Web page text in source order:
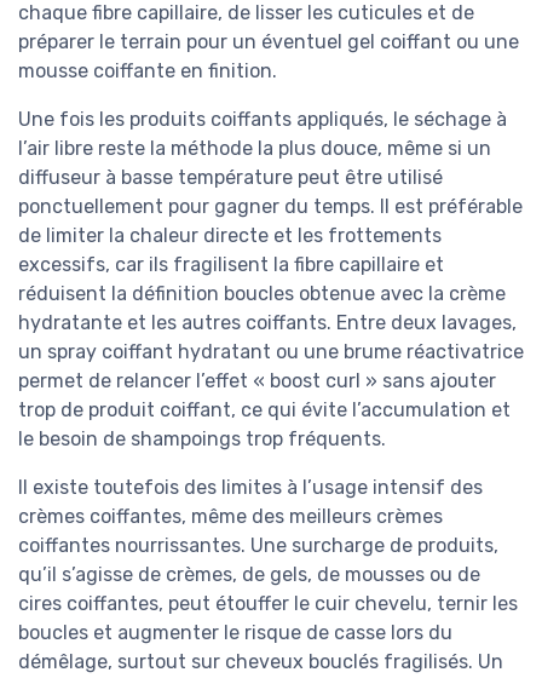
chaque fibre capillaire, de lisser les cuticules et de
préparer le terrain pour un éventuel gel coiffant ou une
mousse coiffante en finition.
Une fois les produits coiffants appliqués, le séchage à
l’air libre reste la méthode la plus douce, même si un
diffuseur à basse température peut être utilisé
ponctuellement pour gagner du temps. Il est préférable
de limiter la chaleur directe et les frottements
excessifs, car ils fragilisent la fibre capillaire et
réduisent la définition boucles obtenue avec la crème
hydratante et les autres coiffants. Entre deux lavages,
un spray coiffant hydratant ou une brume réactivatrice
permet de relancer l’effet « boost curl » sans ajouter
trop de produit coiffant, ce qui évite l’accumulation et
le besoin de shampoings trop fréquents.
Il existe toutefois des limites à l’usage intensif des
crèmes coiffantes, même des meilleurs crèmes
coiffantes nourrissantes. Une surcharge de produits,
qu’il s’agisse de crèmes, de gels, de mousses ou de
cires coiffantes, peut étouffer le cuir chevelu, ternir les
boucles et augmenter le risque de casse lors du
démêlage, surtout sur cheveux bouclés fragilisés. Un